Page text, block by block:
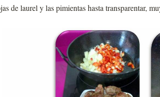
de laurel y las pimientas hasta transparentar,